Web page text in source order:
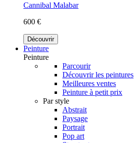
Cannibal Malabar
600 €
Découvrir
Peinture
Peinture
Parcourir
Découvrir les peintures
Meilleures ventes
Peinture à petit prix
Par style
Abstrait
Paysage
Portrait
Pop art